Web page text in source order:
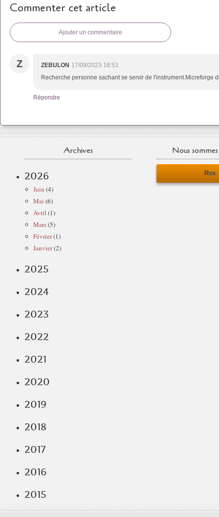
Commenter cet article
Ajouter un commentaire
Z ZEBULON 17/09/2023 18:53
Recherche personne sachant se servir de l'instrument.Micreforge
Répondre
Archives
2026
Juin (4)
Mai (6)
Avril (1)
Mars(5)
Février(1)
Janvier(2)
2025
2024
2023
2022
2021
2020
2019
2018
2017
2016
2015
Nous
Rss